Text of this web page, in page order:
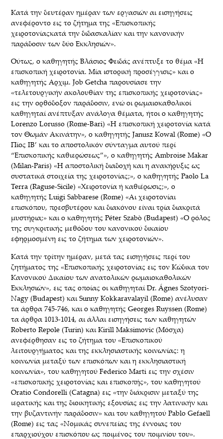
Κατά την δευτέραν ημέραν των εργασιών αι εισηγήσεις
ανεφέροντο εις το ζήτημα της «Επισκοπικής
χειροτονίαςκατά την διδασκαλίαν και την κανονικήν
παράδοσιν των δύο Εκκλησιών».
Ούτως, ο καθηγητής Βλάσιος Φειδάς ανέπτυξε το θέμα «Η
επισκοπική χειροτονία. Μία ιστορική προσέγγισις» και ο
καθηγητής Αρχιμ. Job Getcha παρουσίασε την
«τελετουργικήν ακολουθίαν της επισκοπικής χειροτονίας»
εις την ορθόδοξον παράδοσιν, ενώ οι ρωμαιοκαθολικοί
καθηγηταί ανέπτυξαν ανάλογα θέματα, ήτοι ο καθηγητής
Lorenzo Lorusso (Rome-Bari) «Η επισκοπική χειροτονία κατά
τον Θωμάν Ακινάτην», ο καθηγητής Janusz Kowal (Rome) «Ο
Πίος ΙΒ’ και το αποστολικόν σύνταγμα αυτού περί
“Επισκοπικής καθιερώσεως”», ο καθηγητής Ambroise Makar
(Milan-Paris) «Η αποστολική διαδοχή και η ανακήρυξις ως
συστατικά στοιχεία της χειροτονίας;», ο καθηγητής Paolo La
Terra (Raguse-Sicile) «Χειροτονία ή καθιέρωσις;», ο
καθηγητής Luigi Sabbarese (Rome) «Αι χειροτονίαι
επισκόπου, πρεσβυτέρου και διακόνου είναι τρία διακριτά
μυστήρια;» και ο καθηγητής Péter Szabò (Budapest) «Ο ρόλος
της συγκριτικής μεθόδου του κανονικού δικαίου
εφηρμοσμένη εις το ζήτημα των χειροτονιών».
Κατά την τρίτην ημέραν, μετά τας εισηγήσεις περί του
ζητήματος της «Επισκοπικής χειροτονίας εις τον Κώδικα του
Κανονικού Δικαίου των ανατολικών ρωμαιοκαθολικών
Εκκλησιών», εις τας οποίας οι καθηγηταί Dr. Ágnes Szotyori-
Nagy (Budapest) και Sunny Kokkaravalayil (Rome) ανέλυσαν
τα άρθρα 745-746, και ο καθηγητής Georges Ruyssen (Rome)
τα άρθρα 1013-1014, αι άλλαι εισηγήσεις των καθηγητών
Roberto Repole (Turin) και Kirill Maksimovic (Μόσχα)
ανεφέρθησαν εις το ζήτημα του «Επισκοπικού
λειτουργήματος και της εκκλησιαστικής κοινωνίας: η
κοινωνία μεταξύ των επισκόπων και η εκκλησιαστική
κοινωνία», του καθηγητού Federico Marti εις την σχέσιν
«επισκοπικής χειροτονίας και επισκοπής», του καθηγητού
Oratio Condorelli (Catagna) εις «την διάκρισιν μεταξύ της
ιερατικής και της διοικητικής εξουσίας εις την λατινικήν και
την βυζαντινήν παράδοσιν» και του καθηγητού Pablo Gefaell
(Rome) εις τας «Νομικάς συνεπείας της έννοιας του
επαρχιούχου επισκόπου ως ποιμένος του ποιμνίου του».